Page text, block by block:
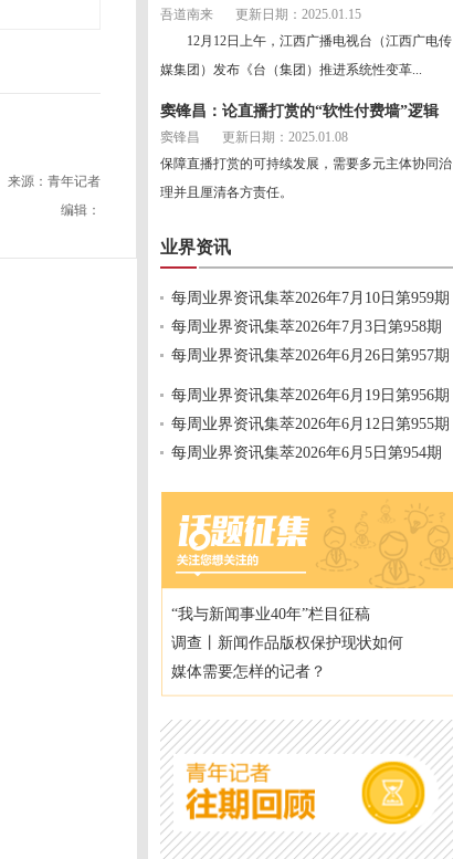
来源：青年记者
编辑：
吾道南来
更新日期：2025.01.15
12月12日上午，江西广播电视台（江西广电传
媒集团）发布《台（集团）推进系统性变革...
窦锋昌：论直播打赏的“软性付费墙”逻辑
窦锋昌
更新日期：2025.01.08
保障直播打赏的可持续发展，需要多元主体协同治
理并且厘清各方责任。
业界资讯
每周业界资讯集萃2026年7月10日第959期
每周业界资讯集萃2026年7月3日第958期
每周业界资讯集萃2026年6月26日第957期
每周业界资讯集萃2026年6月19日第956期
每周业界资讯集萃2026年6月12日第955期
每周业界资讯集萃2026年6月5日第954期
“我与新闻事业40年”栏目征稿
调查丨新闻作品版权保护现状如何
媒体需要怎样的记者？